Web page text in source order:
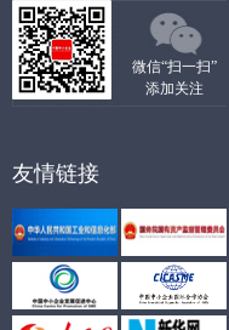
微信“扫一扫”
添加关注
友情链接